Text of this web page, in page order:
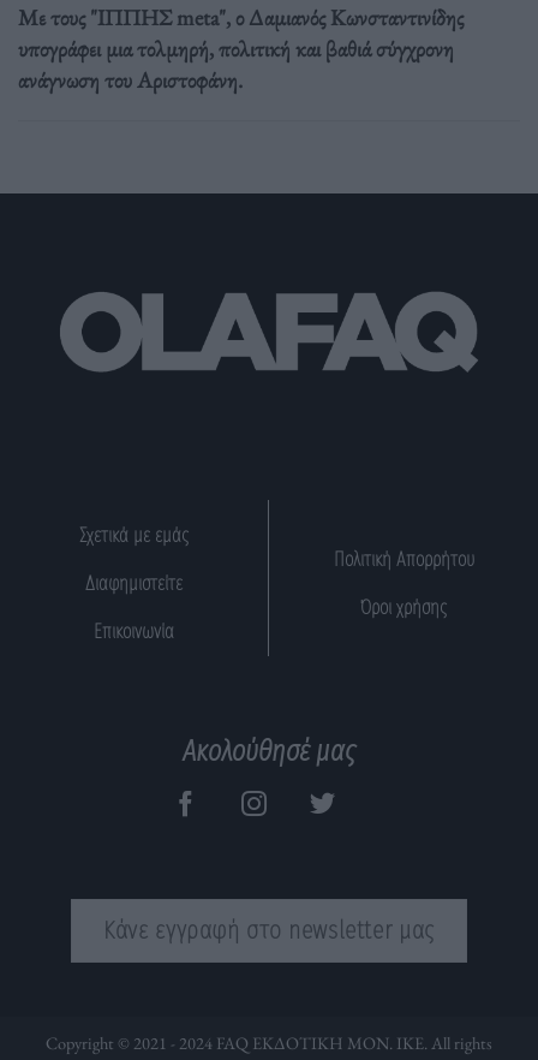
Με τους "ΙΠΠΗΣ meta", ο Δαμιανός Κωνσταντινίδης
υπογράφει μια τολμηρή, πολιτική και βαθιά σύγχρονη
ανάγνωση του Αριστοφάνη.
Σχετικά με εμάς
Διαφημιστείτε
Επικοινωνία
Πολιτική Απορρήτου
Όροι χρήσης
Ακολούθησέ μας
Κάνε εγγραφή στο newsletter μας
Copyright © 2021 - 2024 FAQ ΕΚΔΟΤΙΚΗ ΜΟΝ. ΙΚΕ. All rights